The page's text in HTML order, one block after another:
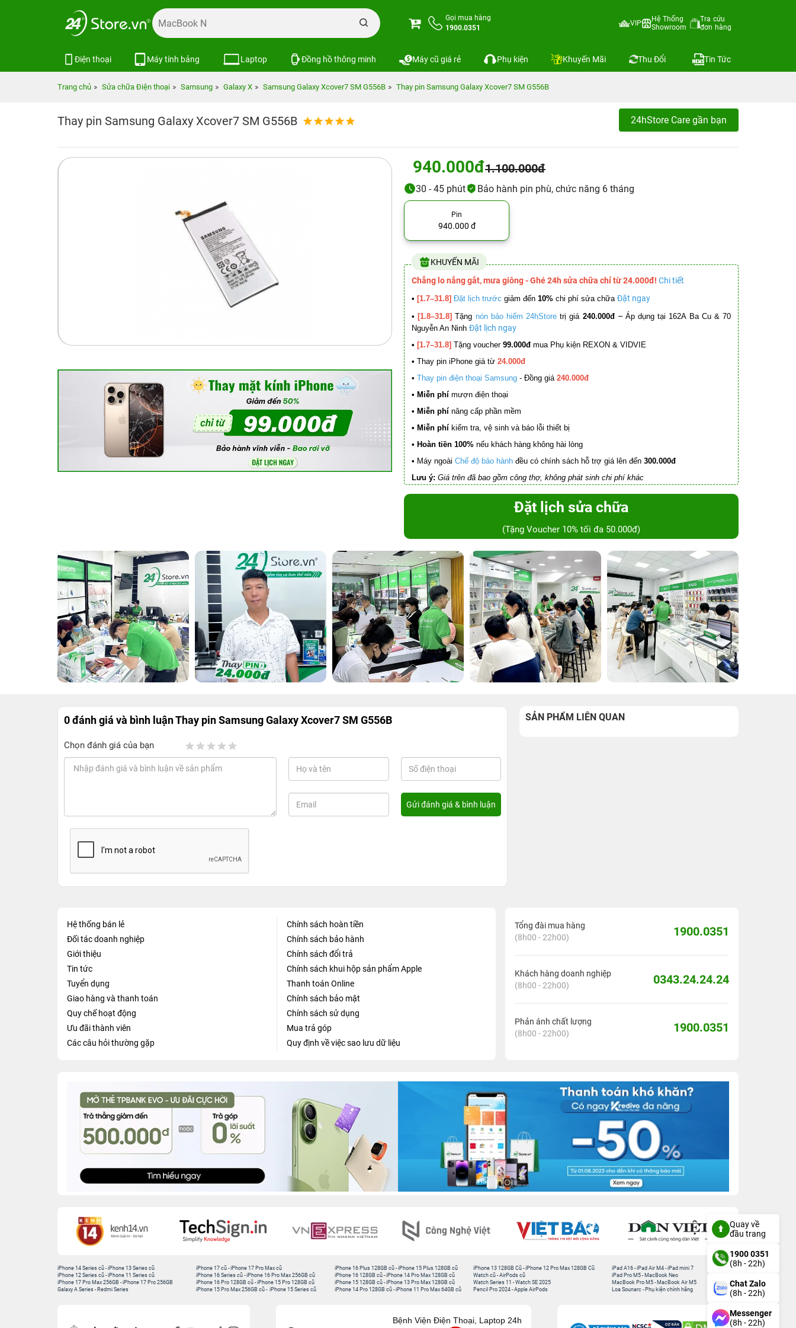
Gọi mua hàng
1900.0351
VIP
Hệ Thống
Showroom
Tra cứu
đơn hàng
Điện thoại Máy tính bảng Laptop Đồng hồ thông minh Máy cũ giá rẻ Phụ kiện Khuyến Mãi Thu Đổi Tin Tức
Trang chủ Sửa chữa Điện thoại Samsung Galaxy X Samsung Galaxy Xcover7 SM G556B Thay pin Samsung Galaxy Xcover7 SM G556B
Thay pin Samsung Galaxy Xcover7 SM G556B 24hStore Care gần bạn
940.000đ1.100.000đ
30 - 45 phút Bảo hành pin phù, chức năng 6 tháng
Pin
940.000 đ
KHUYẾN MÃI
Chẳng lo nắng gắt, mưa giông - Ghé 24h sửa chữa chỉ từ 24.000đ! Chi tiết
• [1.7–31.8] Đặt lịch trước giảm đến 10% chi phí sửa chữa Đặt ngay
• [1.8–31.8] Tặng nón bảo hiểm 24hStore trị giá 240.000đ – Áp dụng tại 162A Ba Cu & 70
Nguyễn An Ninh Đặt lịch ngay
• [1.7–31.8] Tặng voucher 99.000đ mua Phụ kiện REXON & VIDVIE
• Thay pin iPhone giá từ 24.000đ
• Thay pin điện thoại Samsung - Đồng giá 240.000đ
• Miễn phí mượn điện thoại
• Miễn phí nâng cấp phần mềm
• Miễn phí kiểm tra, vệ sinh và báo lỗi thiết bị
• Hoàn tiền 100% nếu khách hàng không hài lòng
• Máy ngoài Chế độ bảo hành đều có chính sách hỗ trợ giá lên đến 300.000đ
Lưu ý: Giá trên đã bao gồm công thợ, không phát sinh chi phí khác
Đặt lịch sửa chữa
(Tặng Voucher 10% tối đa 50.000đ)
0 đánh giá và bình luậnThay pin Samsung Galaxy Xcover7 SM G556B
Chọn đánh giá của bạn
SẢN PHẨM LIÊN QUAN
Hệ thống bán lẻ
Đối tác doanh nghiệp
Giới thiệu
Tin tức
Tuyển dụng
Giao hàng và thanh toán
Quy chế hoạt động
Ưu đãi thành viên
Các câu hỏi thường gặp
Chính sách hoàn tiền
Chính sách bảo hành
Chính sách đổi trả
Chính sách khui hộp sản phẩm Apple
Thanh toán Online
Chính sách bảo mật
Chính sách sử dụng
Mua trả góp
Quy định về việc sao lưu dữ liệu
Tổng đài mua hàng
(8h00 - 22h00)
1900.0351
Khách hàng doanh nghiệp
(8h00 - 22h00)
0343.24.24.24
Phản ánh chất lượng
(8h00 - 22h00)
1900.0351
iPhone 14 Series cũ -iPhone 13 Series cũ
iPhone 12 Series cũ -iPhone 11 Series cũ
iPhone 17 Pro Max 256GB -iPhone 17 Pro 256GB
Galaxy A Series - Redmi Series
iPhone 17 cũ -iPhone 17 Pro Max cũ
iPhone 16 Series cũ - iPhone 16 Pro Max 256GB cũ
iPhone 16 Pro 128GB cũ -iPhone 15 Pro 128GB cũ
iPhone 15 Pro Max 256GB cũ - iPhone 15 Series cũ
iPhone 16 Plus 128GB cũ -iPhone 15 Plus 128GB cũ
iPhone 16 128GB cũ -iPhone 14 Pro Max 128GB cũ
iPhone 15 128GB cũ -iPhone 13 Pro Max 128GB cũ
iPhone 14 Pro 128GB cũ -iPhone 11 Pro Max 64GB cũ
iPhone 13 128GB Cũ -iPhone 12 Pro Max 128GB Cũ
Watch cũ -AirPods cũ
Watch Series 11 -Watch SE 2025
Pencil Pro 2024 -Apple AirPods
iPad A16 -iPad Air M4 -iPad mini 7
iPad Pro M5 - MacBook Neo
MacBook Pro M5 - MacBook Air M5
Loa Sounarc - Phụ kiện chính hãng
Bệnh Viện Điện Thoại, Laptop 24h
Quay về
đầu trang
1900 0351
(8h - 22h)
Chat Zalo
(8h - 22h)
Messenger
(8h - 22h)